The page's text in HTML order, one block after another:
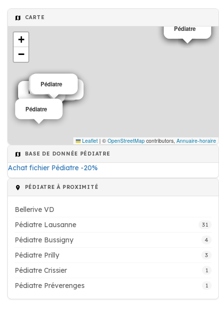
CARTE
Pédiatre
Pédiatre
Pédiatre
Pédiatre
Pédiatre
Pédiatre
Pédiatre
Pédiatre
+
−
Leaflet | © OpenStreetMap contributors, Annuaire-horaire
BASE DE DONNÉE PÉDIATRE
Achat fichier Pédiatre -20%
PÉDIATRE À PROXIMITÉ
Bellerive VD
Pédiatre Lausanne
31
Pédiatre Bussigny 4
Pédiatre Prilly 3
Pédiatre Crissier 1
Pédiatre Préverenges 1